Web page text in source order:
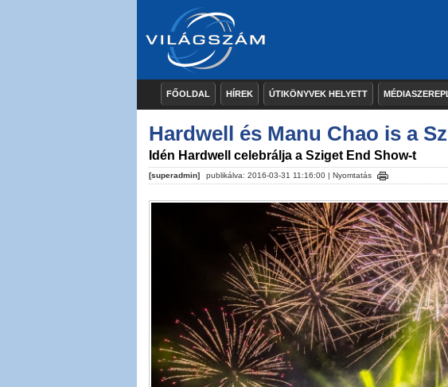
FŐOLDAL HÍREK ÚTIKÖNYVEK HELYETT
Hardwell és Manu Chao is a
Idén Hardwell celebrálja a Sziget End Show-t
[superadmin] publikálva: 2016-03-31 11:16:00 | Nyomtatás